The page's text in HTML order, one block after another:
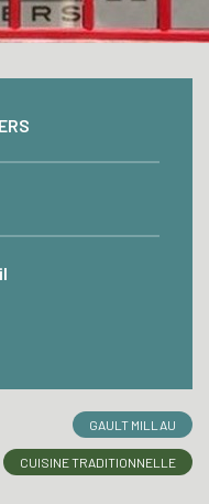
GAULT MILLAU
CUISINE TRADITIONNELLE